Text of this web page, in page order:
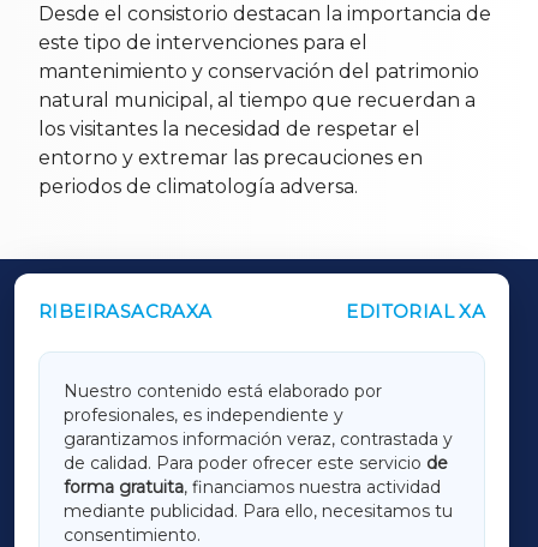
Desde el consistorio destacan la importancia de
este tipo de intervenciones para el
mantenimiento y conservación del patrimonio
natural municipal, al tiempo que recuerdan a
los visitantes la necesidad de respetar el
entorno y extremar las precauciones en
periodos de climatología adversa.
RIBEIRASACRAXA EDITORIAL XA
Nuestro contenido está elaborado por
profesionales, es independiente y
garantizamos información veraz, contrastada y
de calidad. Para poder ofrecer este servicio de
forma gratuita, financiamos nuestra actividad
mediante publicidad. Para ello, necesitamos tu
consentimiento.
OUTROS PERIÓDICOS
LUGOXA
TERRACHAXA